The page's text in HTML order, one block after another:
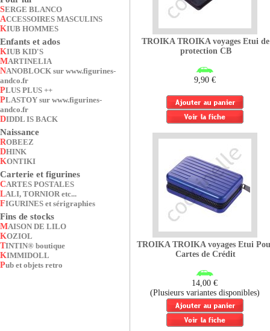
SERGE BLANCO
ACCESSOIRES MASCULINS
KIUB HOMMES
Enfants et ados
KIUB KID'S
MARTINELIA
NANOBLOCK sur www.figurines-
andco.fr
PLUS PLUS ++
PLASTOY sur www.figurines-
andco.fr
DIDDL IS BACK
Naissance
ROBEEZ
DHINK
KONTIKI
Carterie et figurines
CARTES POSTALES
LALI, TORNIOR etc...
FIGURINES et sérigraphies
Fins de stocks
MAISON DE LILO
KOZIOL
TINTIN® boutique
KIMMIDOLL
Pub et objets retro
TROIKA TROIKA voyages Etui de
protection CB
9,90 €
TROIKA TROIKA voyages Etui
Cartes de Crédit
14,00 €
(Plusieurs variantes disponibles)